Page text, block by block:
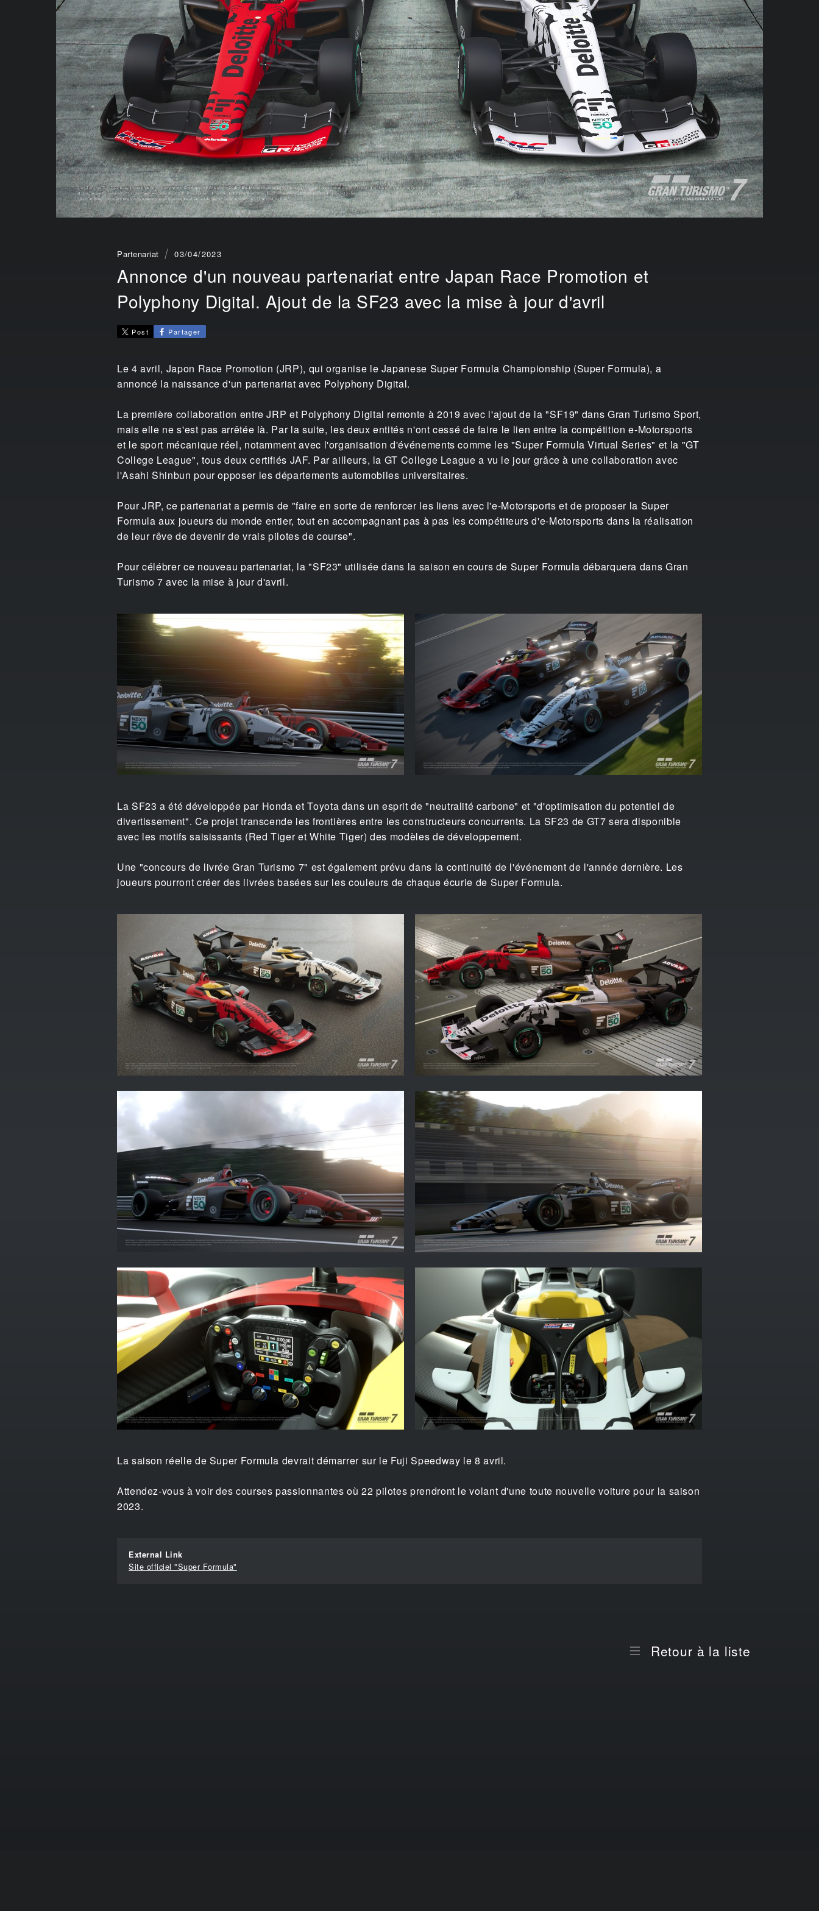
Partenariat 03/04/2023
Annonce d'un nouveau partenariat entre Japan Race Promotion et
Polyphony Digital. Ajout de la SF23 avec la mise à jour d'avril
Post Partager
Le 4 avril, Japon Race Promotion (JRP), qui organise le Japanese Super Formula Championship (Super Formula), a
annoncé la naissance d'un partenariat avec Polyphony Digital.
La première collaboration entre JRP et Polyphony Digital remonte à 2019 avec l'ajout de la "SF19" dans Gran Turismo Sport,
mais elle ne s'est pas arrêtée là. Par la suite, les deux entités n'ont cessé de faire le lien entre la compétition e-Motorsports
et le sport mécanique réel, notamment avec l'organisation d'événements comme les "Super Formula Virtual Series" et la "GT
College League", tous deux certifiés JAF. Par ailleurs, la GT College League a vu le jour grâce à une collaboration avec
l'Asahi Shinbun pour opposer les départements automobiles universitaires.
Pour JRP, ce partenariat a permis de "faire en sorte de renforcer les liens avec l'e-Motorsports et de proposer la Super
Formula aux joueurs du monde entier, tout en accompagnant pas à pas les compétiteurs d'e-Motorsports dans la réalisation
de leur rêve de devenir de vrais pilotes de course".
Pour célébrer ce nouveau partenariat, la "SF23" utilisée dans la saison en cours de Super Formula débarquera dans Gran
Turismo 7 avec la mise à jour d'avril.
La SF23 a été développée par Honda et Toyota dans un esprit de "neutralité carbone" et "d'optimisation du potentiel de
divertissement". Ce projet transcende les frontières entre les constructeurs concurrents. La SF23 de GT7 sera disponible
avec les motifs saisissants (Red Tiger et White Tiger) des modèles de développement.
Une "concours de livrée Gran Turismo 7" est également prévu dans la continuité de l'événement de l'année dernière. Les
joueurs pourront créer des livrées basées sur les couleurs de chaque écurie de Super Formula.
La saison réelle de Super Formula devrait démarrer sur le Fuji Speedway le 8 avril.
Attendez-vous à voir des courses passionnantes où 22 pilotes prendront le volant d'une toute nouvelle voiture pour la saison
2023.
External Link
Site officiel "Super Formula"
Retour à la liste